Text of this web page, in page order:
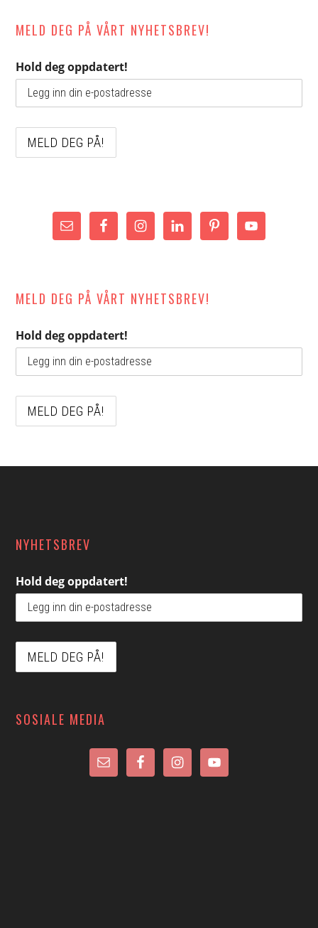
MELD DEG PÅ VÅRT NYHETSBREV!
Hold deg oppdatert!
MELD DEG PÅ VÅRT NYHETSBREV!
Hold deg oppdatert!
NYHETSBREV
Hold deg oppdatert!
SOSIALE MEDIA